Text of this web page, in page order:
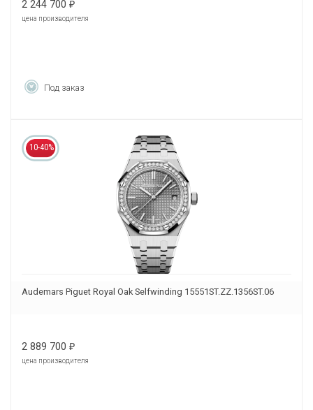
2 244 700 ₽
цена производителя
Под заказ
10-40%
Audemars Piguet Royal Oak Selfwinding 15551ST.ZZ.1356ST.06
2 889 700 ₽
цена производителя